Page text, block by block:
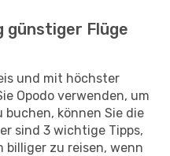
günstiger Flüge
und mit höchster
Opodo verwenden, um
können Sie die
sind 3 wichtige Tipps,
billiger zu reisen, wenn